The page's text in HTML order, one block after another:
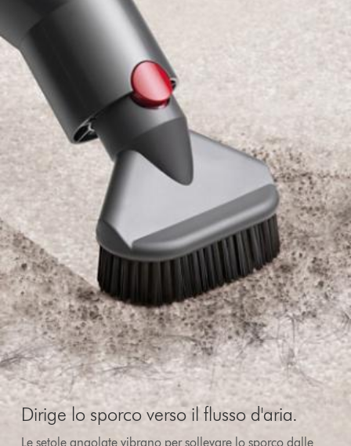
Dirige lo sporco verso il flusso d'aria.
Le setole angolate vibrano per sollevare lo sporco dalle